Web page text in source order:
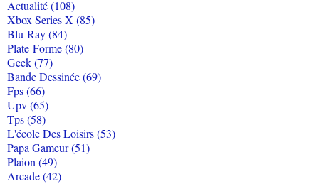
Actualité (108)
Xbox Series X (85)
Blu-Ray (84)
Plate-Forme (80)
Geek (77)
Bande Dessinée (69)
Fps (66)
Upv (65)
Tps (58)
L'école Des Loisirs (53)
Papa Gameur (51)
Plaion (49)
Arcade (42)